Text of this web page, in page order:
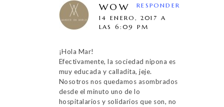
WOW
14 ENERO, 2017 A
LAS 6:09 PM
¡Hola Mar!
Efectivamente, la sociedad nipona es
muy educada y calladita, jeje.
Nosotros nos quedamos asombrados
desde el minuto uno de lo
hospitalarios y solidarios que son, no
RESPONDER